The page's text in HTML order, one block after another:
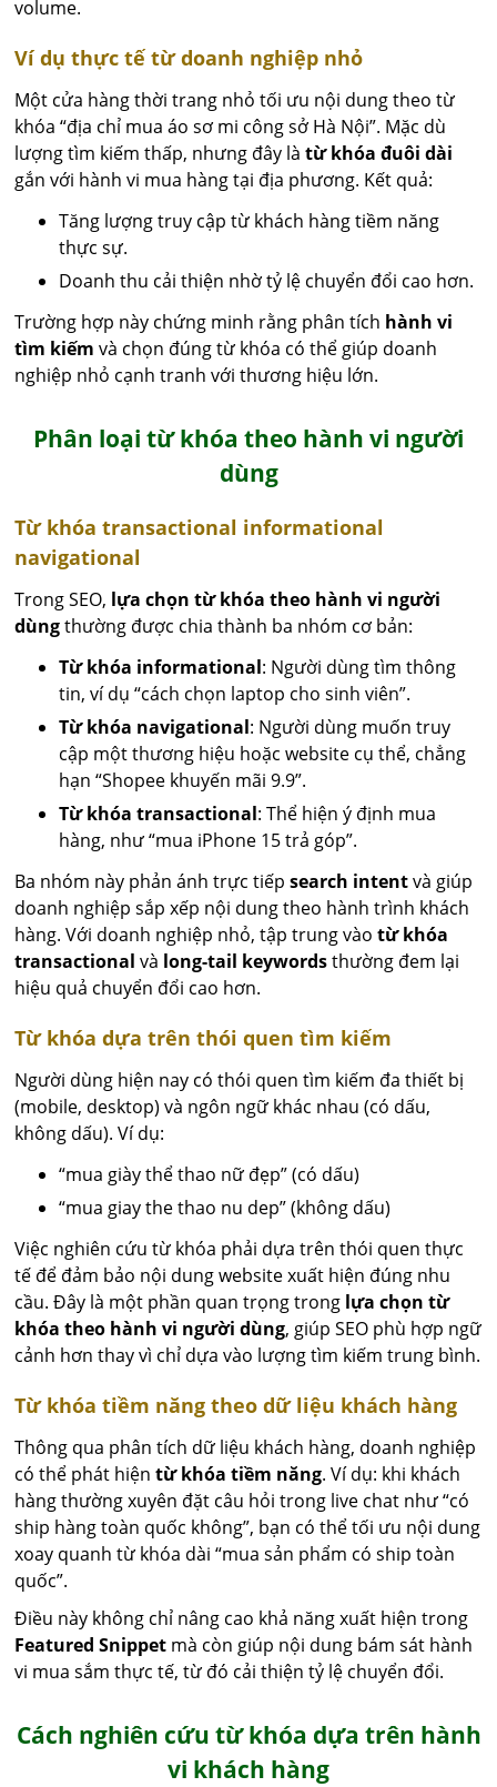
volume.
Ví dụ thực tế từ doanh nghiệp nhỏ
Một cửa hàng thời trang nhỏ tối ưu nội dung theo từ
khóa “địa chỉ mua áo sơ mi công sở Hà Nội”. Mặc dù
lượng tìm kiếm thấp, nhưng đây làtừ khóa đuôi dài
gắn với hành vi mua hàng tại địa phương. Kết quả:
Tăng lượng truy cập từ khách hàng tiềm năng
thực sự.
Doanh thu cải thiện nhờ tỷ lệ chuyển đổi cao hơn.
Trường hợp này chứng minh rằng phân tích hành vi
tìm kiếm và chọn đúng từ khóa có thể giúp doanh
nghiệp nhỏ cạnh tranh với thương hiệu lớn.
Phân loại từ khóa theo hành vi người
dùng
Từ khóa transactional informational
navigational
Trong SEO, lựa chọn từ khóa theo hành vi người
dùngthường được chia thành ba nhóm cơ bản:
Từ khóa informational: Người dùng tìm thông
tin, ví dụ “cách chọn laptop cho sinh viên”.
Từ khóa navigational: Người dùng muốn truy
cập một thương hiệu hoặc website cụ thể, chẳng
hạn “Shopee khuyến mãi 9.9”.
Từ khóa transactional: Thể hiện ý định mua
hàng, như “mua iPhone 15 trả góp”.
Ba nhóm này phản ánh trực tiếpsearch intentvà giúp
doanh nghiệp sắp xếp nội dung theo hành trình khách
hàng. Với doanh nghiệp nhỏ, tập trung vàotừ khóa
transactional và long-tail keywordsthường đem lại
hiệu quả chuyển đổi cao hơn.
Từ khóa dựa trên thói quen tìm kiếm
Người dùng hiện nay có thói quen tìm kiếm đa thiết bị
(mobile, desktop) và ngôn ngữ khác nhau (có dấu,
không dấu). Ví dụ:
“mua giày thể thao nữ đẹp” (có dấu)
“mua giay the thao nu dep” (không dấu)
Việc nghiên cứu từ khóa phải dựa trên thói quen thực
tế để đảm bảo nội dung website xuất hiện đúng nhu
cầu. Đây là một phần quan trọng trong lựa chọn từ
khóa theo hành vi người dùng, giúp SEO phù hợp ngữ
cảnh hơn thay vì chỉ dựa vào lượng tìm kiếm trung bình.
Từ khóa tiềm năng theo dữ liệu khách hàng
Thông qua phân tích dữ liệu khách hàng, doanh nghiệp
có thể phát hiệntừ khóa tiềm năng. Ví dụ: khi khách
hàng thường xuyên đặt câu hỏi trong live chat như “có
ship hàng toàn quốc không”, bạn có thể tối ưu nội dung
xoay quanh từ khóa dài “mua sản phẩm có ship toàn
quốc”.
Điều này không chỉ nâng cao khả năng xuất hiện trong
Featured Snippet mà còn giúp nội dung bám sát hành
vi mua sắm thực tế, từ đó cải thiện tỷ lệ chuyển đổi.
Cách nghiên cứu từ khóa dựa trên hành
vi khách hàng